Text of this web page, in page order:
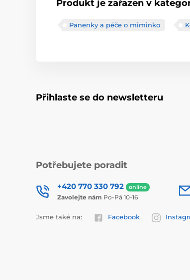
Produkt je zařazen v
Panenky a péče o miminko
Přihlaste se do newsletteru
Potřebujete poradit
+420 770 330 792 online
Zavolejte nám Po-Pá 10-16
Jsme také na: Facebook